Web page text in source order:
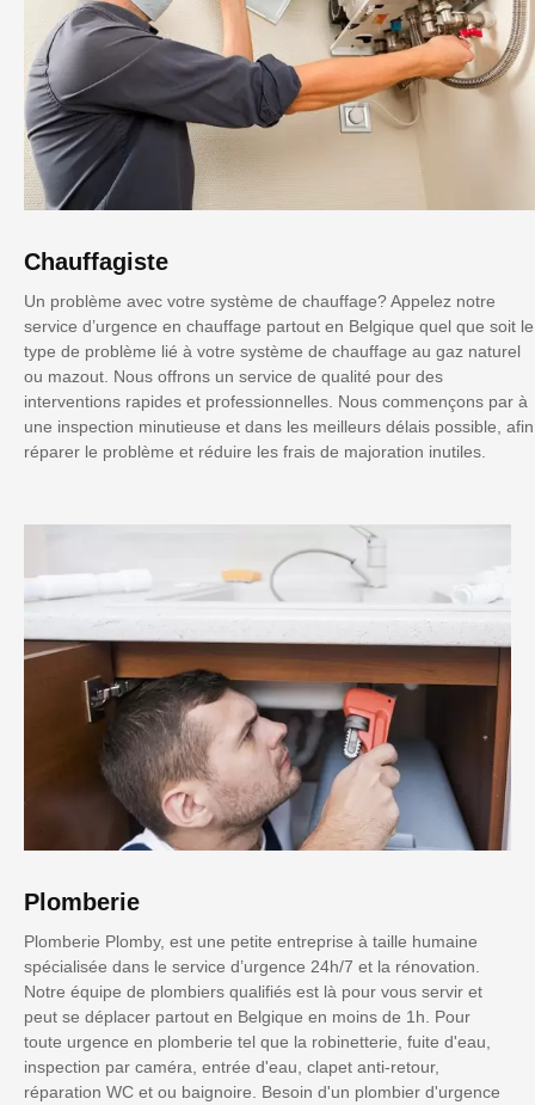
Chauffagiste
Un problème avec votre système de chauffage? Appelez notre
service d’urgence en chauffage partout en Belgique quel que soit le
type de problème lié à votre système de chauffage au gaz naturel
ou mazout. Nous offrons un service de qualité pour des
interventions rapides et professionnelles. Nous commençons par à
une inspection minutieuse et dans les meilleurs délais possible, afin
réparer le problème et réduire les frais de majoration inutiles.
Plomberie
Plomberie Plomby, est une petite entreprise à taille humaine
spécialisée dans le service d’urgence 24h/7 et la rénovation.
Notre équipe de plombiers qualifiés est là pour vous servir et
peut se déplacer partout en Belgique en moins de 1h. Pour
toute urgence en plomberie tel que la robinetterie, fuite d'eau,
inspection par caméra, entrée d'eau, clapet anti-retour,
réparation WC et ou baignoire. Besoin d'un plombier d'urgence